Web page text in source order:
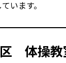
います。
区 体操教